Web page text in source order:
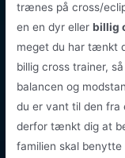
trænes på cross/
en en dyr ellerbillig
meget du har tænkt
billig cross trainer,
balancen og
du er vant til den fra
derfor tænkt dig at
familien skal